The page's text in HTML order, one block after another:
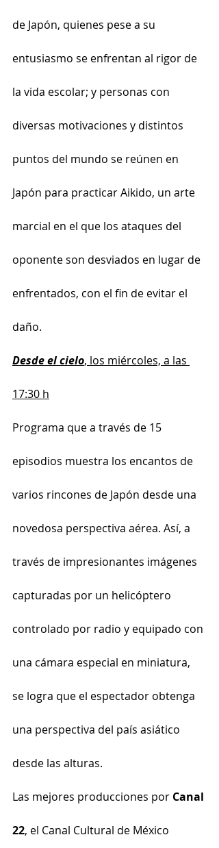
de Japón, quienes pese a su
entusiasmo se enfrentan al rigor de
la vida escolar; y personas con
diversas motivaciones y distintos
puntos del mundo se reúnen en
Japón para practicar Aikido, un arte
marcial en el que los ataques del
oponente son desviados en lugar de
enfrentados, con el fin de evitar el
daño.
Desde el cielo, los miércoles, a las
17:30 h
Programa que a través de 15
episodios muestra los encantos de
varios rincones de Japón desde una
novedosa perspectiva aérea. Así, a
través de impresionantes imágenes
capturadas por un helicóptero
controlado por radio y equipado con
una cámara especial en miniatura,
se logra que el espectador obtenga
una perspectiva del país asiático
desde las alturas.
Las mejores producciones por Canal
22, el Canal Cultural de México